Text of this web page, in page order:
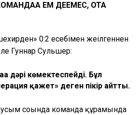
ЕМ ДЕЕМЕС, ОТА
0:2 есебімен жеңілгеннен
Гуннар Сульшер:
дәрі көмектеспейді. Бұл
қажет» деген пікір айтты.
соңында команда құрамында